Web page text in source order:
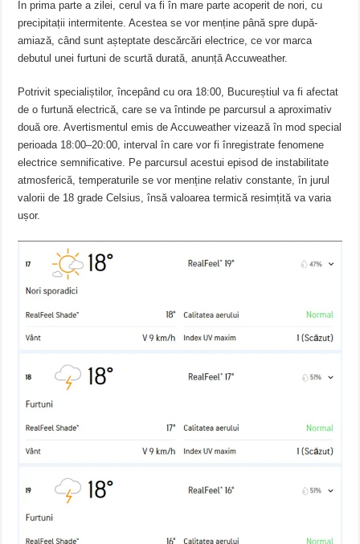
În prima parte a zilei, cerul va fi în mare parte acoperit de nori, cu
precipitații intermitente. Acestea se vor menține până spre după-
amiază, când sunt așteptate descărcări electrice, ce vor marca
debutul unei furtuni de scurtă durată, anunță Accuweather.
Potrivit specialiștilor, începând cu ora 18:00, Bucureștiul va fi afectat
de o furtună electrică, care se va întinde pe parcursul a aproximativ
două ore. Avertismentul emis de Accuweather vizează în mod special
perioada 18:00–20:00, interval în care vor fi înregistrate fenomene
electrice semnificative. Pe parcursul acestui episod de instabilitate
atmosferică, temperaturile se vor menține relativ constante, în jurul
valorii de 18 grade Celsius, însă valoarea termică resimțită va varia
ușor.